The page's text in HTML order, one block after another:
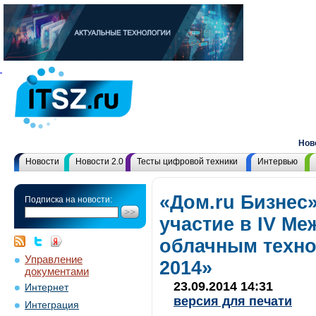
Новости
Новости 2.0 Тесты цифровой техники Интервью
Подписка на новости:
Управление
документами
Интернет
Интеграция
«Дом.ru
участие в IV
облачным
2014»
23.09.2014 14:31
версия для печати